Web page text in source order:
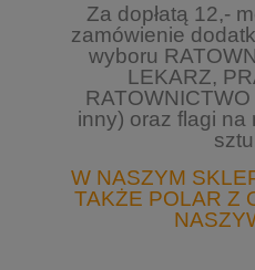
Za dopłatą 12,-
zamówienie
wyboru
LEKARZ,
inny) oraz flagi na
W NASZYM
TAKŻE POLAR Z